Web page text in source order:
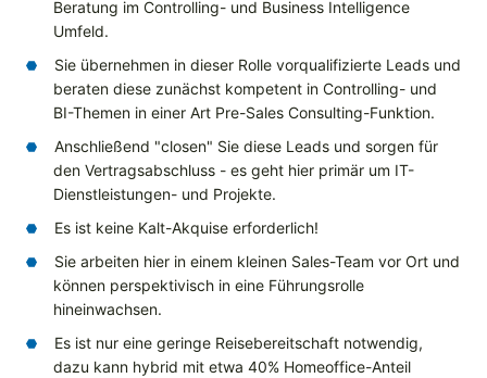
Beratung im Controlling- und Business Intelligence
Umfeld.
Sie übernehmen in dieser Rolle vorqualifizierte Leads und
beraten diese zunächst kompetent in Controlling- und
BI-Themen in einer Art Pre-Sales Consulting-Funktion.
Anschließend "closen" Sie diese Leads und sorgen für
den Vertragsabschluss - es geht hier primär um IT-
Dienstleistungen- und Projekte.
Es ist keine Kalt-Akquise erforderlich!
Sie arbeiten hier in einem kleinen Sales-Team vor Ort und
können perspektivisch in eine Führungsrolle
hineinwachsen.
Es ist nur eine geringe Reisebereitschaft notwendig,
dazu kann hybrid mit etwa 40% Homeoffice-Anteil